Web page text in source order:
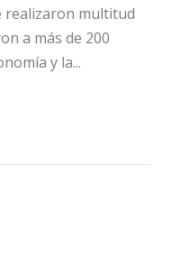
realizaron multitud
a más de 200
y la...